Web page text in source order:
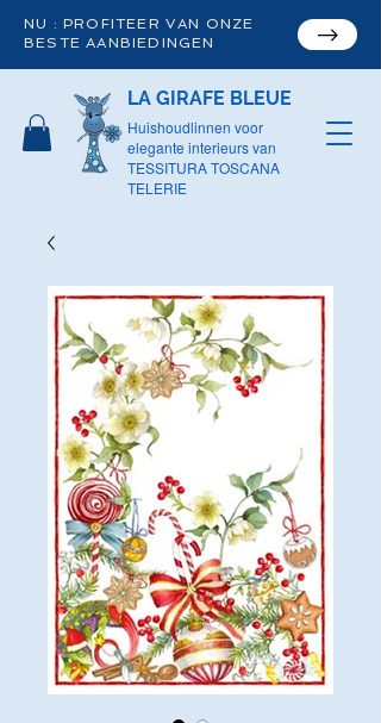
NU : PROFITEER VAN ONZE
BESTE AANBIEDINGEN
LA GIRAFE BLEUE
Huishoudlinnen voor
elegante interieurs van
TESSITURA TOSCANA
TELERIE